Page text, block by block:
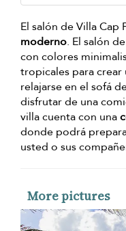
El salón de Villa Cap
moderno. El salón
con colores
tropicales para
relajarse en el sofá
disfrutar de una
villa cuenta con una
donde podrá
usted o sus
More pictures